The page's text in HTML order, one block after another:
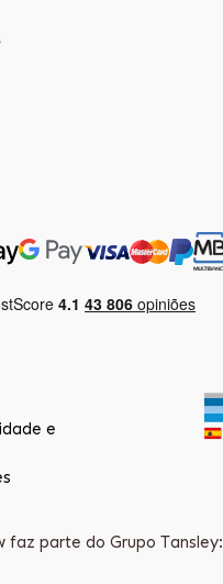
e
faz parte do Grupo Tansley: